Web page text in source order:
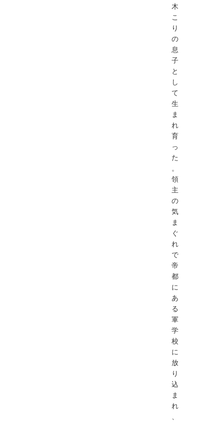
木
こ
り
の
息
子
と
し
て
生
ま
れ
育
っ
た
。
領
主
の
気
ま
ぐ
れ
で
帝
都
に
あ
る
軍
学
校
に
放
り
込
ま
れ